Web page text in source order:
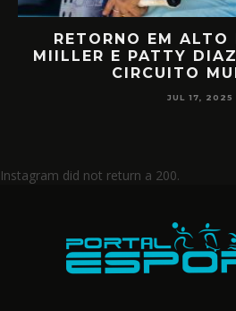
RETORNO EM ALTO
MIILLER E PATTY
CIRCUITO
JUL 17, 2025
Instagram did not return a 200.